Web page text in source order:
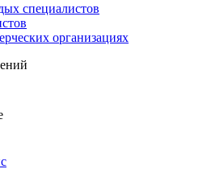
специалистов
организациях